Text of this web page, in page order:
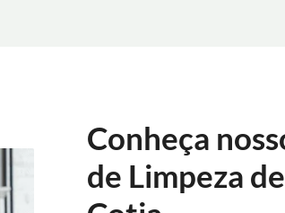
Conheça
de Limpeza